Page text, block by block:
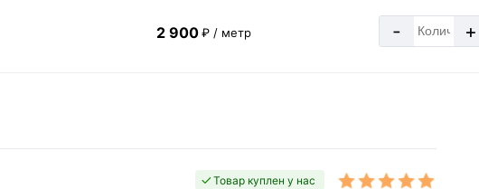
2 900 ₽ / метр - +
Товар куплен у нас